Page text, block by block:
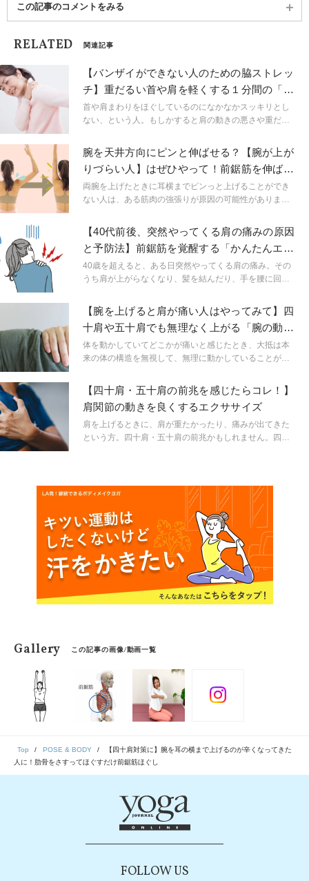
この記事のコメントをみる
RELATED 関連記事
【バンザイができない人のための脇ストレッ
チ】重だるい首や肩を軽くする１分間の「前
鋸筋ほぐし」
首や肩まわりをほぐしているのになかなかスッキリとし
ない、という人。もしかすると肩の動きの悪さや重だる
できる前鋸筋ほぐしを試してみてください。
腕を天井方向にピンと伸ばせる？【腕が上が
りづらい人】はぜひやって！前鋸筋を伸ばす
3つのストレッチ
両腕を上げたときに耳横までピンっと上げることができ
ない人は、ある筋肉の強張りが原因の可能性がありま
ます！
【40代前後、突然やってくる肩の痛みの原因
と予防法】前鋸筋を覚醒する「かんたんエク
ササイズ」
40歳を超えると、ある日突然やってくる肩の痛み。その
うち肩が上がらなくなり、髪を結んだり、手を腰に回せ
【腕を上げると肩が痛い人はやってみて】四
十肩や五十肩でも無理なく上がる「腕の動か
し方」
体を動かしていてどこかが痛いと感じたとき、大抵は本
来の体の構造を無視して、無理に動かしていることが原
である」というような思い込みが根付いているもの。そ
こで、体を効率的に使うアレクサンダーテクニークとヨ
ガの実践者が、違和感や痛みなどの体にまつわる「負」
とそこにある思い込みについて、解剖学的な視点を交え
て考察します。
【四十肩・五十肩の前兆を感じたらコレ！】
肩関節の動きを良くするエクササイズ
肩を上げるときに、肩が重たかったり、痛みが出てきた
という方。四十肩・五十肩の前兆かもしれません。四十
Gallery この記事の画像/動画一覧
Top POSE & BODY
【四十肩対策に】腕を耳の横まで上げるのが辛くなってきた
人に！肋骨をさすってほぐすだけ前鋸筋ほぐし
FOLLOW US